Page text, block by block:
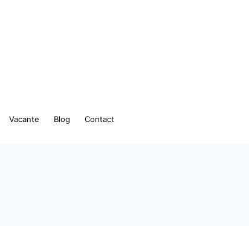
Vacante Blog Contact